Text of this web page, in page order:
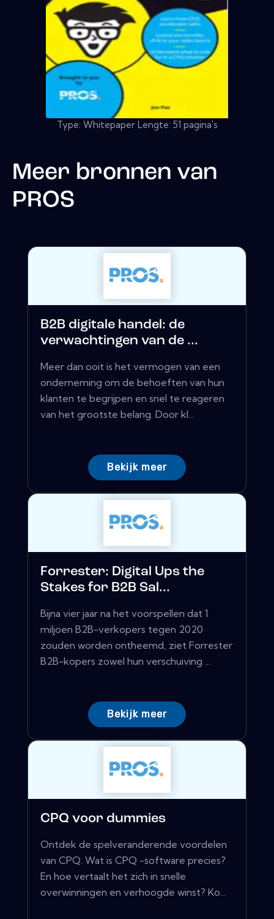
Type: Whitepaper Lengte: 51 pagina's
Meer bronnen van
PROS
B2B digitale handel: de
verwachtingen van de ...
Meer dan ooit is het vermogen van een
onderneming om de behoeften van hun
klanten te begrijpen en snel te reageren
van het grootste belang. Door kl...
Bekijk meer
Forrester: Digital Ups the
Stakes for B2B Sal...
Bijna vier jaar na het voorspellen dat 1
miljoen B2B-verkopers tegen 2020
zouden worden ontheemd, ziet Forrester
B2B-kopers zowel hun verschuiving ...
Bekijk meer
CPQ voor dummies
Ontdek de spelveranderende voordelen
van CPQ. Wat is CPQ -software precies?
En hoe vertaalt het zich in snelle
overwinningen en verhoogde winst? Ko...